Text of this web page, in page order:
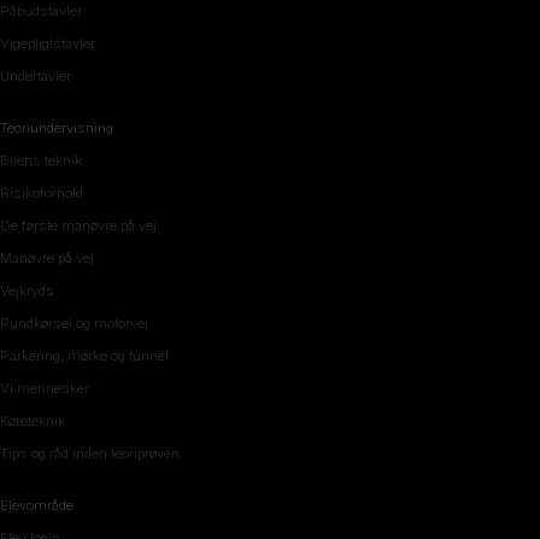
Påbudstavler
Vigepligtstavler
Undertavler
Teoriundervisning
Bilens teknik
Risikoforhold
De første manøvre på vej
Manøvre på vej
Vejkryds
Rundkørsel og motorvej
Parkering, mørke og tunnel
Vi mennesker
Køreteknik
Tips og råd inden teoriprøven
Elevområde